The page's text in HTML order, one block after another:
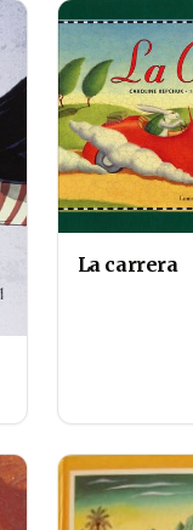
La carrera